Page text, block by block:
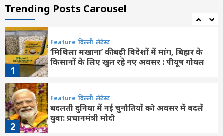
Trending Posts Carousel
7
ने ‘भारत छोड़ो आंदोलन’ के नायकों को किया याद
1
Feature दिल्ली लेटेस्ट
‘मिथिला मखाना’ की बढ़ी विदेशों में मांग, बिहार के
किसानों के लिए खुल रहे नए अवसर : पीयूष गोयल
2
Feature दिल्ली लेटेस्ट
बदलती दुनिया में नई चुनौतियों को अवसर में बदलें
युवा: प्रधानमंत्री मोदी